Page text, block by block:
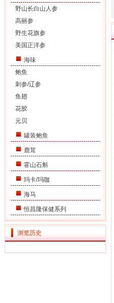
野山长白山人参
高丽参
野生花旗参
美国正洋参
海味
鲍鱼
刺参/辽参
鱼翅
花胶
元贝
罐装鲍鱼
鹿茸
霍山石斛
玛卡/玛咖
海马
恒昌隆保健系列
浏览历史